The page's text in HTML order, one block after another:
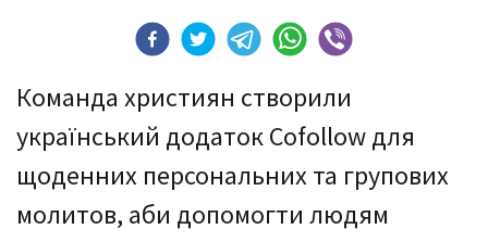
Команда християн створили
український додаток Cofollow для
щоденних персональних та групових
молитов, аби допомогти людям